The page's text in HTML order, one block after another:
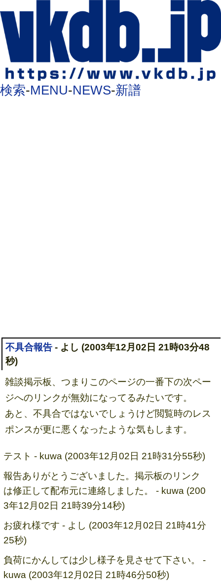
検索-MENU-NEWS-新譜
不具合報告 - よし (2003年12月02日 21時03分48
秒)
雑談掲示板、つまりこのページの一番下の次ペー
ジへのリンクが無効になってるみたいです。
あと、不具合ではないでしょうけど閲覧時のレス
ポンスが更に悪くなったような気もします。
テスト - kuwa (2003年12月02日 21時31分55秒)
報告ありがとうございました。掲示板のリンク
は修正して配布元に連絡しました。 - kuwa (200
3年12月02日 21時39分14秒)
お疲れ様です - よし (2003年12月02日 21時41分
25秒)
負荷にかんしては少し様子を見させて下さい。 -
kuwa (2003年12月02日 21時46分50秒)